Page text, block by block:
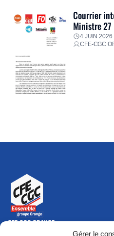
Gérer le
Courrier
Ministre
4 JUIN 2026
CFE-CGC
CFE-CGC ORANGE
10-12 rue Saint Amand, 75015